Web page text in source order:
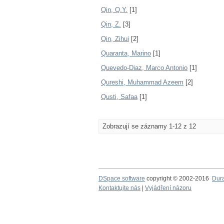
Qin, Q.Y. [1]
Qin, Z. [3]
Qin, Zihui [2]
Quaranta, Marino [1]
Quevedo-Diaz, Marco Antonio [1]
Qureshi, Muhammad Azeem [2]
Qusti, Safaa[1]
Zobrazují se záznamy 1-12 z 12
DSpace software copyright © 2002-2016
Kontaktujte nás
Vyjádření názoru